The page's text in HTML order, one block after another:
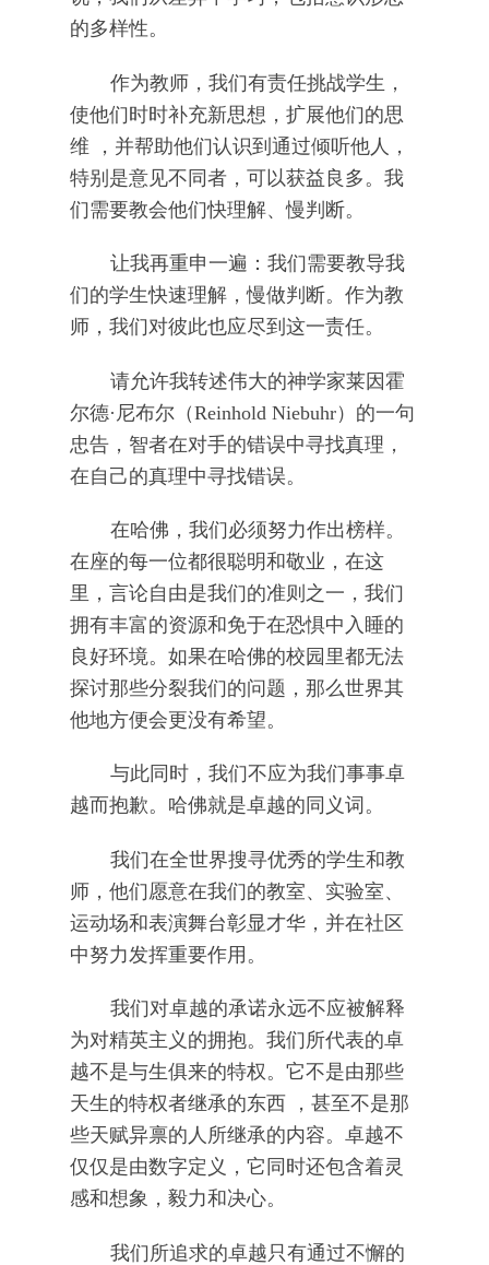
的多样性。
作为教师，我们有责任挑战学生，
使他们时时补充新思想，扩展他们的思
维 ，并帮助他们认识到通过倾听他人，
特别是意见不同者，可以获益良多。我
们需要教会他们快理解、慢判断。
让我再重申一遍：我们需要教导我
们的学生快速理解，慢做判断。作为教
师，我们对彼此也应尽到这一责任。
请允许我转述伟大的神学家莱因霍
尔德·尼布尔（Reinhold Niebuhr）的一句
忠告，智者在对手的错误中寻找真理，
在自己的真理中寻找错误。
在哈佛，我们必须努力作出榜样。
在座的每一位都很聪明和敬业，在这
里，言论自由是我们的准则之一，我们
拥有丰富的资源和免于在恐惧中入睡的
良好环境。如果在哈佛的校园里都无法
探讨那些分裂我们的问题，那么世界其
他地方便会更没有希望。
与此同时，我们不应为我们事事卓
越而抱歉。哈佛就是卓越的同义词。
我们在全世界搜寻优秀的学生和教
师，他们愿意在我们的教室、实验室、
运动场和表演舞台彰显才华，并在社区
中努力发挥重要作用。
我们对卓越的承诺永远不应被解释
为对精英主义的拥抱。我们所代表的卓
越不是与生俱来的特权。它不是由那些
天生的特权者继承的东西 ，甚至不是那
些天赋异禀的人所继承的内容。卓越不
仅仅是由数字定义，它同时还包含着灵
感和想象，毅力和决心。
我们所追求的卓越只有通过不懈的